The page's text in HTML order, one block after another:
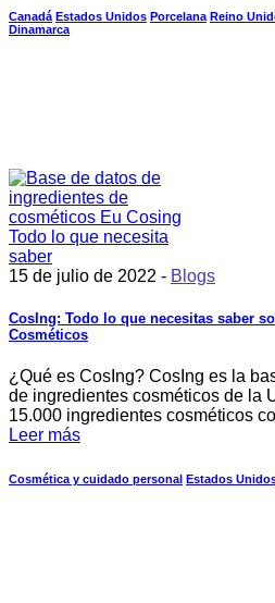
Canadá Estados Unidos Porcelana Reino
Dinamarca
15 de julio de 2022 - Blogs
CosIng: Todo lo que necesitas saber
Cosméticos
¿Qué es CosIng? CosIng es la
de ingredientes cosméticos de la
15.000 ingredientes cosméticos
Leer más
Cosmética y cuidado personal Estados